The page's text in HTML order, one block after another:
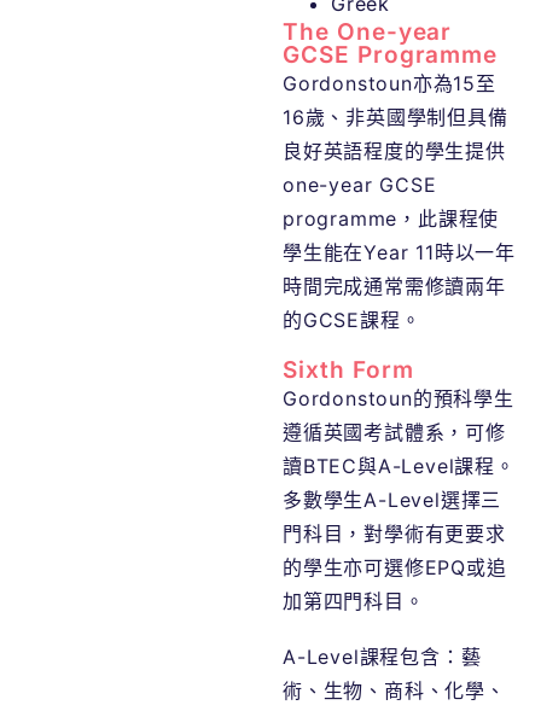
The One-year
GCSE Programme
Gordonstoun亦為15至
16歲、非英國學制但具備
良好英語程度的學生提供
one-year GCSE
programme，此課程使
學生能在Year 11時以一年
時間完成通常需修讀兩年
的GCSE課程。
Sixth Form
Gordonstoun的預科學生
遵循英國考試體系，可修
讀BTEC與A-Level課程。
多數學生A-Level選擇三
門科目，對學術有更要求
的學生亦可選修EPQ或追
加第四門科目。
A-Level課程包含：藝
術、生物、商科、化學、